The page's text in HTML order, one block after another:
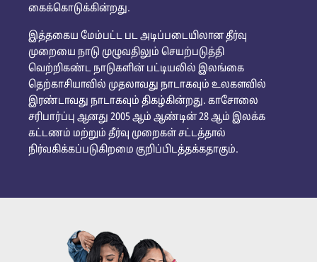
கைக்கொடுக்கின்றது.
இத்தகைய மேம்பட்ட பட அடிப்படையிலான தீர்வு
முறையை நாடு முழுவதிலும் செயற்படுத்தி
வெற்றிகண்ட நாடுகளின் பட்டியலில் இலங்கை
தெற்காசியாவில் முதலாவது நாடாகவும் உலகளவில்
இரண்டாவது நாடாகவும் திகழ்கின்றது. காசோலை
சரிபார்ப்பு ஆனது 2005 ஆம் ஆண்டின் 28 ஆம் இலக்க
கட்டணம் மற்றும் தீர்வு முறைகள் சட்டத்தால்
நிர்வகிக்கப்படுகிறமை குறிப்பிடத்தக்கதாகும்.